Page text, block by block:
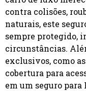
contra colisões,
naturais, este
sempre protegido,
circunstâncias.
exclusivos, como
cobertura para
em um seguro para